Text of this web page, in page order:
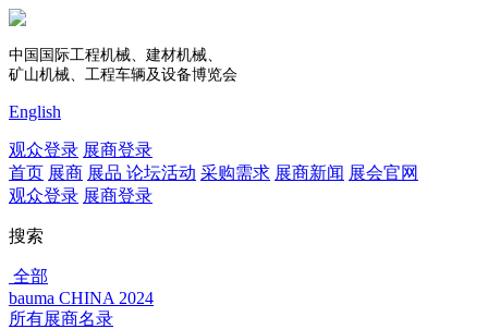
中国国际工程机械、建材机械、
矿山机械、工程车辆及设备博览会
English
观众登录 展商登录
首页 展商 展品 论坛活动 采购需求 展商新闻 展会官网
观众登录 展商登录
搜索
全部
bauma CHINA 2024
所有展商名录